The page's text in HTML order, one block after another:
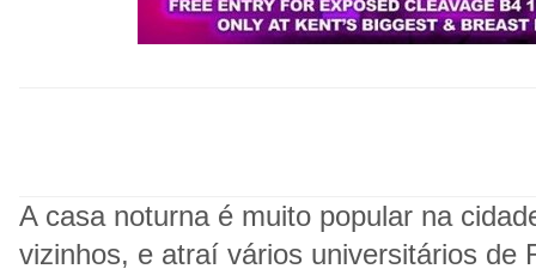
A casa noturna é muito popular na
vizinhos, e atraí vários universitários de